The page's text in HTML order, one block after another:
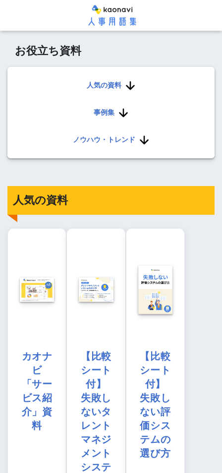
お役立ち資料
人気の資料
事例集
ノウハウ・トレンド
人気の資料
カオナ
ビ
「サー
ビス紹
介」資
料
【比較
シート
付】
失敗し
ないタ
レント
マネジ
メント
システ
【比較
シート
付】
失敗し
ない評
価シス
テムの
選び方